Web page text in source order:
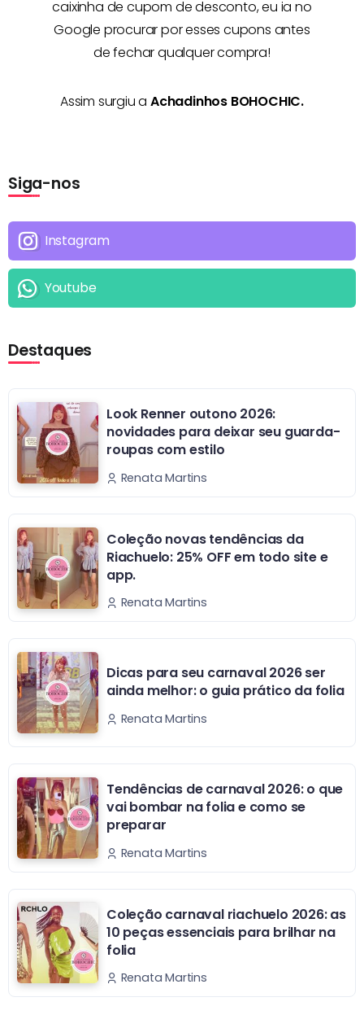
caixinha de cupom de desconto, eu ia no
Google procurar por esses cupons antes
de fechar qualquer compra!
Assim surgiu a Achadinhos BOHOCHIC.
Siga-nos
Instagram
Youtube
Destaques
Look Renner outono 2026:
novidades para deixar seu guarda-
roupas com estilo
Renata Martins
Coleção novas tendências da
Riachuelo: 25% OFF em todo site e
app.
Renata Martins
Dicas para seu carnaval 2026 ser
ainda melhor: o guia prático da folia
Renata Martins
Tendências de carnaval 2026: o que
vai bombar na folia e como se
preparar
Renata Martins
Coleção carnaval riachuelo 2026: as
10 peças essenciais para brilhar na
folia
Renata Martins